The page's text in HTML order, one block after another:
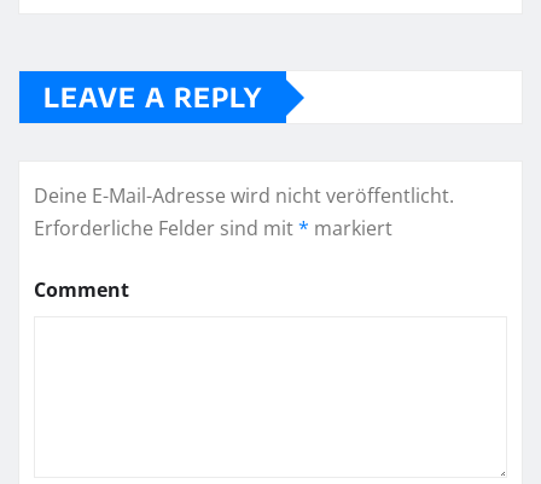
LEAVE A REPLY
Deine E-Mail-Adresse wird nicht veröffentlicht.
Erforderliche Felder sind mit* markiert
Comment